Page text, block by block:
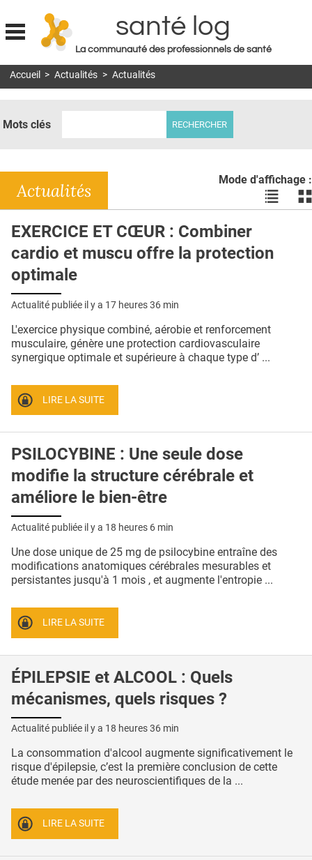
Jump to navigation
santé log
La communauté des professionnels de santé
MON COMPTE
DOSSIERS
RÉSEAUX
E-REVUE SAD
THÉMA
L'APP
PUBLICITÉ
CONTACT
Accueil > Actualités > Actualités
Mots clés
Mode d'affichage :
Voir
les
liste
les
Actualités
EXERCICE ET CŒUR : Combiner
cardio et muscu offre la protection
optimale
Actualité publiée il y a 17 heures 36 min
L'exercice physique combiné, aérobie et renforcement
musculaire, génère une protection cardiovasculaire
synergique optimale et supérieure à chaque type d’ ...
LIRE LA SUITE
PSILOCYBINE : Une seule dose
modifie la structure cérébrale et
améliore le bien-être
Actualité publiée il y a 18 heures 6 min
Une dose unique de 25 mg de psilocybine entraîne des
modifications anatomiques cérébrales mesurables et
persistantes jusqu'à 1 mois , et augmente l'entropie ...
LIRE LA SUITE
ÉPILEPSIE et ALCOOL : Quels
mécanismes, quels risques ?
Actualité publiée il y a 18 heures 36 min
La consommation d'alcool augmente significativement le
risque d'épilepsie, c’est la première conclusion de cette
étude menée par des neuroscientifiques de la ...
LIRE LA SUITE